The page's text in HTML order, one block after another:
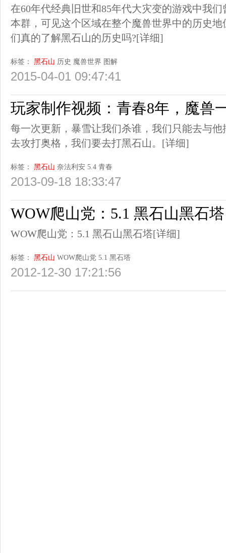
在60年代经典旧世和85年代大灾变的游戏中我
本群，可见这个区域在整个魔兽世界中的历史
们真的了解黑石山的历史吗?[详细]
标签： 黑石山 历史 魔兽世界 图解
2015-04-01 09:47:41
玩家制作视频：青春8年，魔兽
每一次更新，暴雪让我们杀谁，我们只能去与
去攻打奥格，我们要去打黑石山。 [详细]
标签： 黑石山 奈法利安 5.4 青春
2013-09-18 18:33:47
WOW爬山党：5.1 黑石山黑石塔
WOW爬山党：5.1 黑石山黑石塔[详细]
标签： 黑石山 WOW爬山党 5.1 黑石塔
2012-12-30 17:21:56